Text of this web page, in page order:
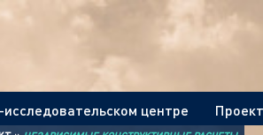
центре